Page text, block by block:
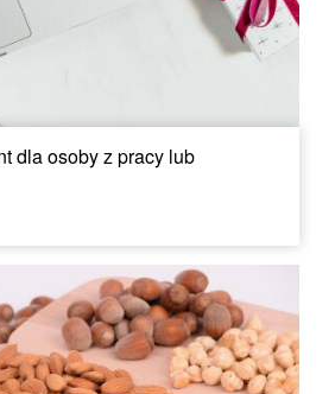
dla osoby z pracy lub